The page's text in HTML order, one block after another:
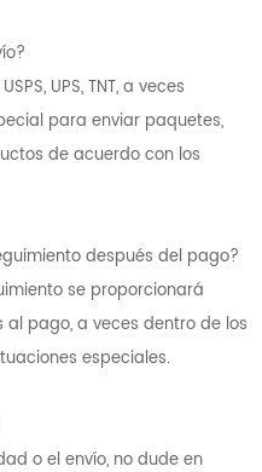
UPS, TNT, a veces
para enviar paquetes,
de acuerdo con los
después del pago?
se proporcionará
pago, a veces dentro de los
especiales.
o el envío, no dude en